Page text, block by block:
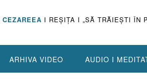
CEZAREEA I REŞIŢA I „SĂ TRĂIEŞTI ÎN
ARHIVA VIDEO AUDIO I